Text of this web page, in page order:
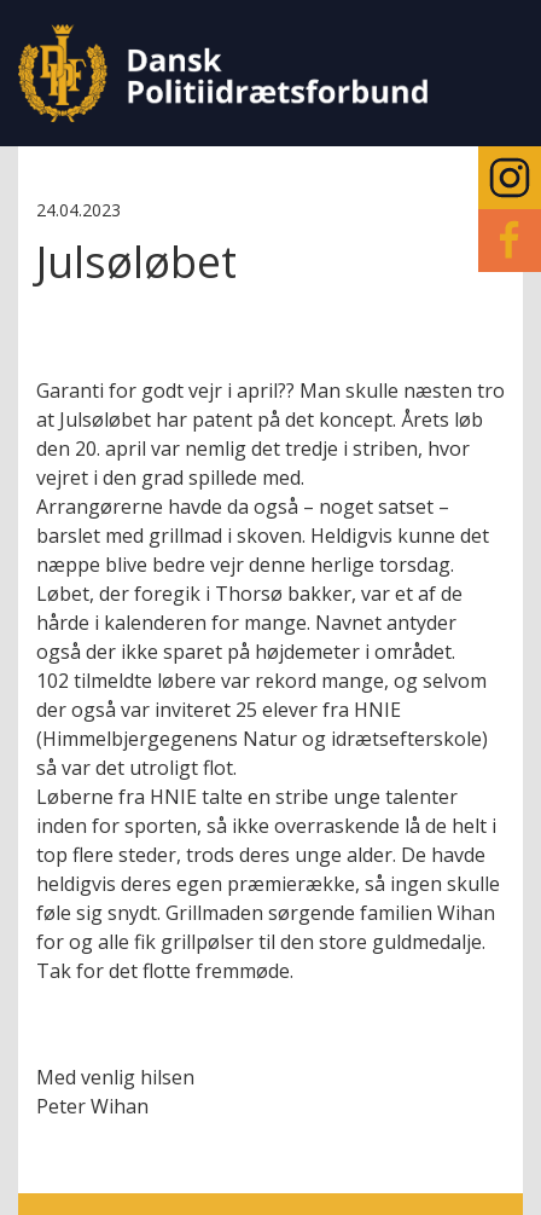
24.04.2023
Julsøløbet
Garanti for godt vejr i april?? Man skulle næsten tro
at Julsøløbet har patent på det koncept. Årets løb
den 20. april var nemlig det tredje i striben, hvor
vejret i den grad spillede med.
Arrangørerne havde da også – noget satset –
barslet med grillmad i skoven. Heldigvis kunne det
næppe blive bedre vejr denne herlige torsdag.
Løbet, der foregik i Thorsø bakker, var et af de
hårde i kalenderen for mange. Navnet antyder
også der ikke sparet på højdemeter i området.
102 tilmeldte løbere var rekord mange, og selvom
der også var inviteret 25 elever fra HNIE
(Himmelbjergegenens Natur og idrætsefterskole)
så var det utroligt flot.
Løberne fra HNIE talte en stribe unge talenter
inden for sporten, så ikke overraskende lå de helt i
top flere steder, trods deres unge alder. De havde
heldigvis deres egen præmierække, så ingen skulle
føle sig snydt. Grillmaden sørgende familien Wihan
for og alle fik grillpølser til den store guldmedalje.
Tak for det flotte fremmøde.
Med venlig hilsen
Peter Wihan